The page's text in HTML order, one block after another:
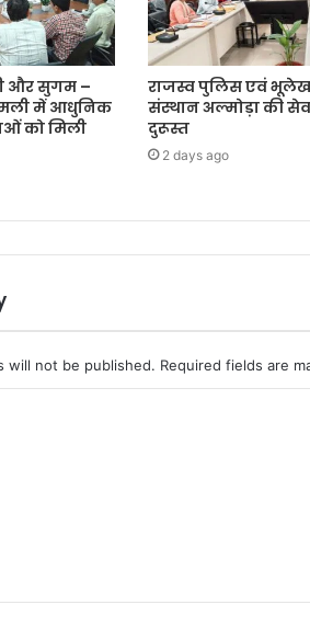
और सुगम –
में आधुनिक
को मिली
राजस्व पुलिस एवं भूलेख
संस्थान अल्मोड़ा की
दुरूस्त
2 days ago
will not be published. Required fields are